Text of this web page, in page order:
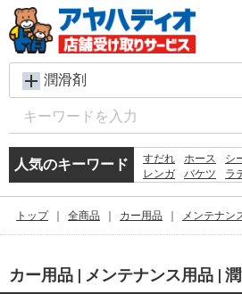
潤滑剤
人気のキーワード すだれ ホース シ
レンガ
バケツ ラ
水
木材 砂利 カ
トップ 全商品 カー用品 メンテナン
カー用品 | メンテナンス用品 |